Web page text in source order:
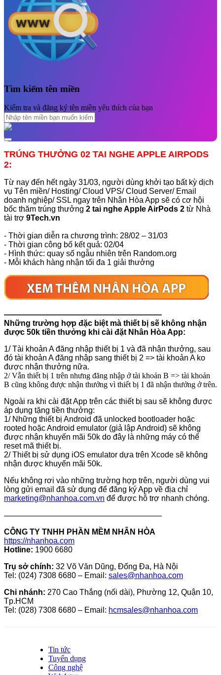
Tìm kiếm tên miền
Kiểm tra và đăng ký tên miền yêu thích của bạn
TRÚNG THƯỞNG 02 TAI NGHE APPLE AIRPODS
2:
Từ nay đến hết ngày 31/03, người dùng khởi tạo bất kỳ dịch
vụ Tên miền/ Hosting/ Cloud VPS/ Cloud Server/ Email
doanh nghiệp/ SSL ngay trên Nhân Hòa App sẽ có cơ hội
bốc thăm trúng thưởng 2 tai nghe Apple AirPods 2 từ Nhà
tài trợ 9Tech.vn
- Thời gian diễn ra chương trình: 28/02 – 31/03
- Thời gian công bố kết quả: 02/04
- Hình thức: quay số ngẫu nhiên trên Random.org
- Mỗi khách hàng nhận tối đa 1 giải thưởng
————————————————————
Những trường hợp đặc biệt mà thiết bị sẽ không nhận
được 50k tiền thưởng khi cài đặt Nhân Hòa App:
1/ Tài khoản A đăng nhập thiết bị 1 và đã nhận thưởng, sau
đó tài khoản A đăng nhập sang thiết bị 2 => tài khoản A ko
được nhận thưởng nữa.
2/ Vẫn thiết bị 1 trên nhưng đăng nhập ở tài khoản B => tài khoản
B cũng không được nhận thưởng vì thiết bị 1 đã nhận thưởng ở trên.
Ngoài ra khi cài đặt App trên các thiết bị sau sẽ không được
áp dụng tặng tiền thưởng:
1/ Những thiết bị Android đã unlocked bootloader hoặc
rooted hoặc Android emulator (giả lập Android) sẽ không
được nhận khuyến mãi 50k do đây là những máy có thể
reset mã thiết bị.
2/ Thiết bị sử dụng iOS emulator dựa trên Xcode sẽ không
nhận được khuyến mãi 50k.
Nếu không rơi vào những trường hợp trên, người dùng vui
lòng gửi email đã sử dụng để đăng ký App về địa chỉ
marketing@nhanhoa.com.vn để được hỗ trợ nhanh chóng.
————————————————————
CÔNG TY TNHH PHẦN MỀM NHÂN HÒA
https://nhanhoa.com
Hotline: 1900 6680
Trụ sở chính: 32 Võ Văn Dũng, Đống Đa, Hà Nội
Tel: (024) 7308 6680 – Email: sales@nhanhoa.com
Chi nhánh: 270 Cao Thắng (nối dài), Phường 12, Quận 10,
Tp.HCM
Tel: (028) 7308 6680 – Email: hcmsales@nhanhoa.com
Tin tức
Tuyển dụng
Công nghệ